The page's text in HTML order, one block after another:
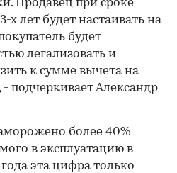
Продавец при сроке
лет будет настаивать на
будет
легализовать и
к сумме вычета на
подчеркивает Александр
более 40%
в эксплуатацию в
эта цифра только